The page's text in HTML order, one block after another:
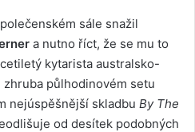
sále snažil
a nutno říct, že se mu to
kytarista australsko-
půlhodinovém setu
nejúspěšnější skladbu By The
od desítek podobných